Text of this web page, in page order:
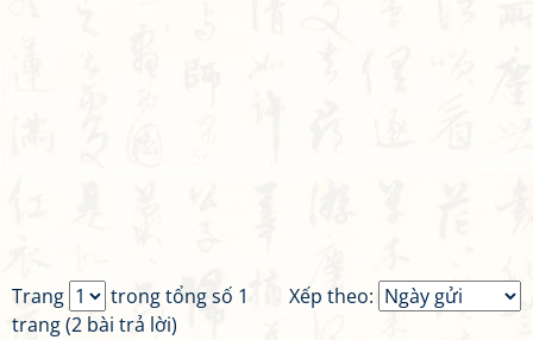
Xếp theo:
Trang
trong tổng số 1
trang (2 bài trả lời)